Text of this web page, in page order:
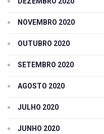
NOVEMBRO 2020
OUTUBRO 2020
SETEMBRO 2020
AGOSTO 2020
JULHO 2020
JUNHO 2020